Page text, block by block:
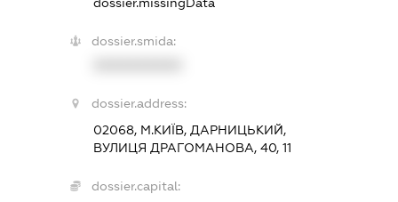
dossier.smida:
dossier.address:
02068, М.КИЇВ, ДАРНИЦЬКИЙ,
ВУЛИЦЯ ДРАГОМАНОВА, 40, 11
dossier.capital: